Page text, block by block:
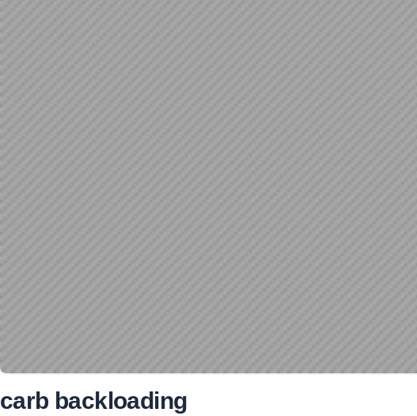
carb backloading